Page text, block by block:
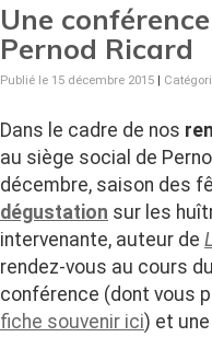
Une
Pernod Ricard
Publié le 15 décembre 2015
Dans le cadre de nos
au siège social de
décembre, saison des
dégustation sur les
intervenante, auteur de
rendez-vous au cours
conférence (dont vous
fiche souvenir ici) et